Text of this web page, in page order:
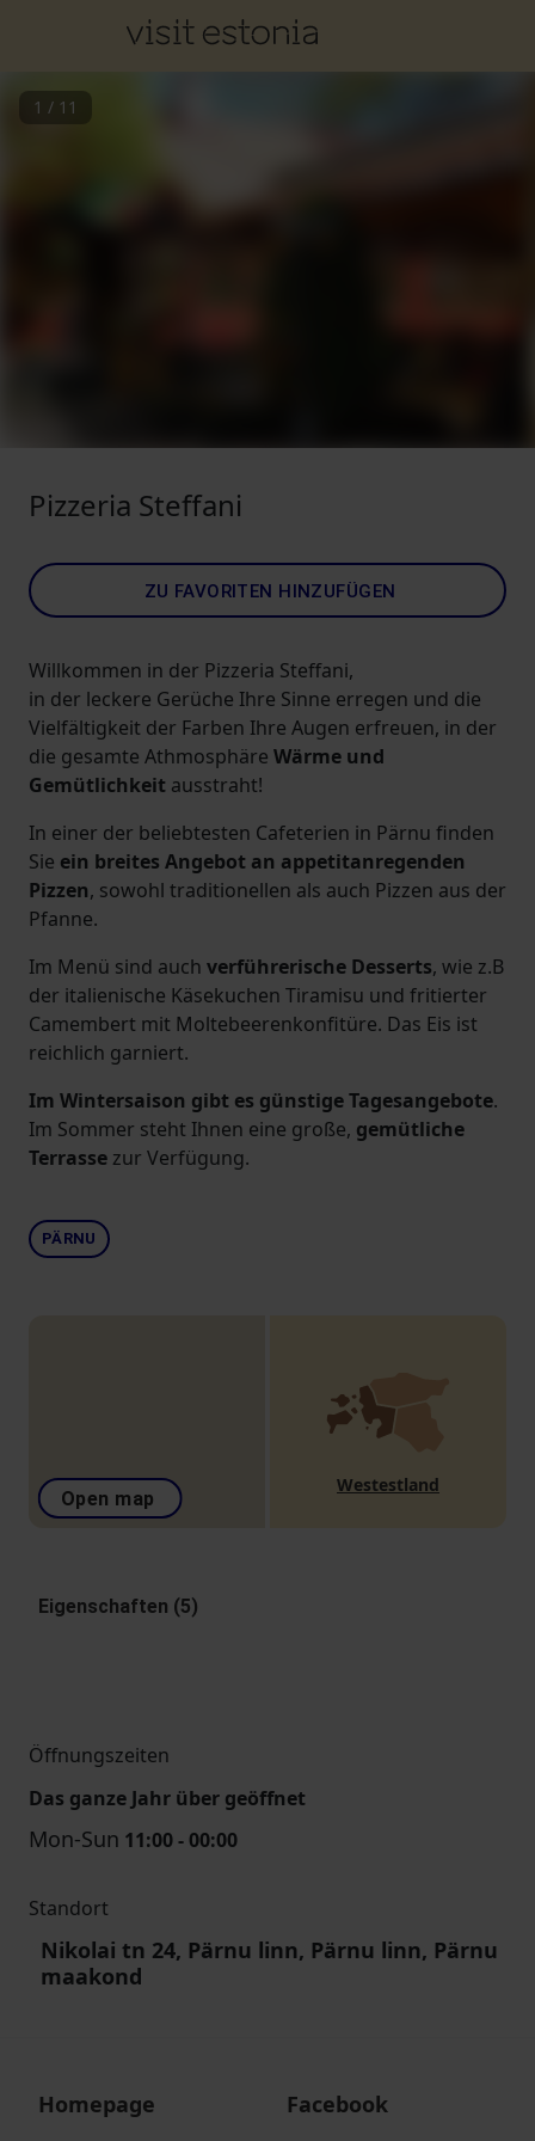
1 / 11
Pizzeria Steffani
ZU FAVORITEN HINZUFÜGEN
Willkommen in der Pizzeria Steffani,
in der leckere Gerüche Ihre Sinne erregen und die
Vielfältigkeit der Farben Ihre Augen erfreuen, in der
die gesamte Athmosphäre Wärme und
Gemütlichkeit ausstraht!
In einer der beliebtesten Cafeterien in Pärnu finden
Sie ein breites Angebot an appetitanregenden
Pizzen, sowohl traditionellen als auch Pizzen aus der
Pfanne.
Im Menü sind auch verführerische Desserts, wie z.B
der italienische Käsekuchen Tiramisu und fritierter
Camembert mit Moltebeerenkonfitüre. Das Eis ist
reichlich garniert.
Im Wintersaison gibt es günstige Tagesangebote.
Im Sommer steht Ihnen eine große, gemütliche
Terrasse zur Verfügung.
PÄRNU
Open map
Westestland
Eigenschaften (5)
Öffnungszeiten
Das ganze Jahr über geöffnet
Mon-Sun 11:00 - 00:00
Standort
Nikolai tn 24, Pärnu linn, Pärnu linn, Pärnu
maakond
Homepage Facebook